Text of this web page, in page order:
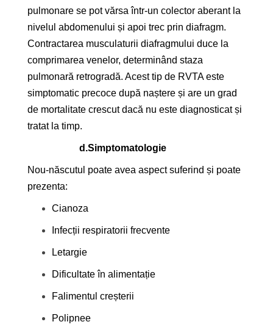
pulmonare se pot vărsa într-un colector aberant la
nivelul abdomenului și apoi trec prin diafragm.
Contractarea musculaturii diafragmului duce la
comprimarea venelor, determinând staza
pulmonară retrogradă. Acest tip de RVTA este
simptomatic precoce după naștere și are un grad
de mortalitate crescut dacă nu este diagnosticat și
tratat la timp.
d.Simptomatologie
Nou-născutul poate avea aspect suferind și poate
prezenta:
Cianoza
Infecții respiratorii frecvente
Letargie
Dificultate în alimentație
Falimentul creșterii
Polipnee